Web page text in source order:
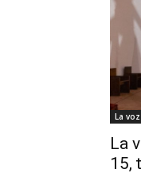
La
La
15,